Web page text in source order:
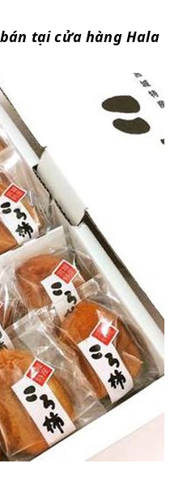
tại cửa hàng Hala